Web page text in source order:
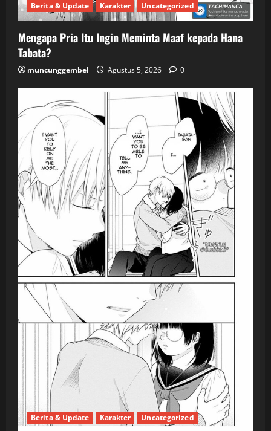
Berita & Update Karakter Uncategorized
Mengapa Pria Itu Ingin Meminta Maaf kepada Hana
Tabata?
muncunggembel Agustus 5, 2026 0
Berita & Update Karakter Uncategorized